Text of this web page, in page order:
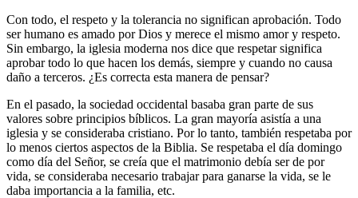
Con todo, el respeto y la tolerancia no significan aprobación. Todo
ser humano es amado por Dios y merece el mismo amor y respeto.
Sin embargo, la iglesia moderna nos dice que respetar significa
aprobar todo lo que hacen los demás, siempre y cuando no causa
daño a terceros. ¿Es correcta esta manera de pensar?
En el pasado, la sociedad occidental basaba gran parte de sus
valores sobre principios bíblicos. La gran mayoría asistía a una
iglesia y se consideraba cristiano. Por lo tanto, también respetaba por
lo menos ciertos aspectos de la Biblia. Se respetaba el día domingo
como día del Señor, se creía que el matrimonio debía ser de por
vida, se consideraba necesario trabajar para ganarse la vida, se le
daba importancia a la familia, etc.